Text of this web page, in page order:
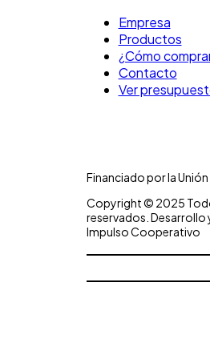
Empresa
Productos
¿Cómo
Contacto
Ver
Financiado por la
Copyright © 2025
reservados. Desarrollo
Impulso Cooperativo